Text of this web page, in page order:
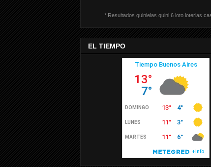
* Resultados quinielas quini 6 loto loterias
EL TIEMPO